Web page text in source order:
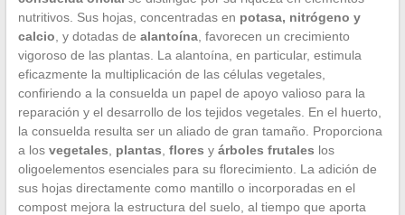
nutritivos. Sus hojas, concentradas en potasa, nitrógeno y
calcio , y dotadas de alantoína, favorecen un crecimiento
vigoroso de las plantas. La alantoína, en particular, estimula
eficazmente la multiplicación de las células vegetales,
confiriendo a la consuelda un papel de apoyo valioso para la
reparación y el desarrollo de los tejidos vegetales. En el huerto,
la consuelda resulta ser un aliado de gran tamaño. Proporciona
a los vegetales plantas flores y árboles frutales los
oligoelementos esenciales para su florecimiento. La adición de
sus hojas directamente como mantillo o incorporadas en el
compost mejora la estructura del suelo, al tiempo que aporta